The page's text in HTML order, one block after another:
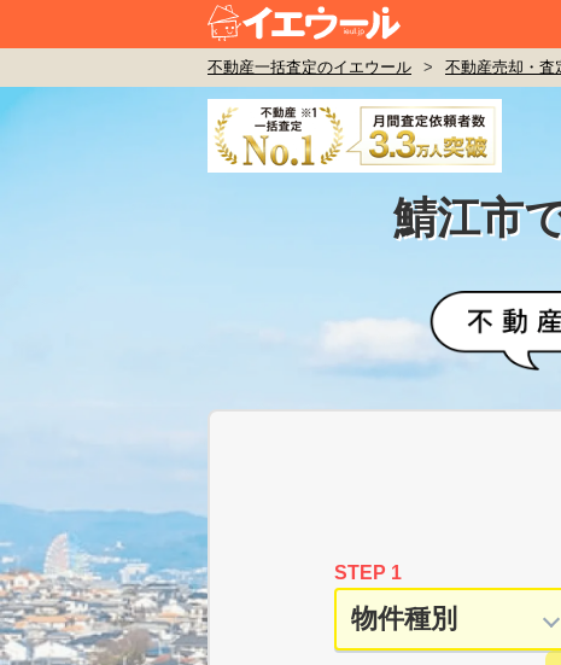
不動産一括査定のイエウール > 不動産売却・査
鯖江市
STEP 1